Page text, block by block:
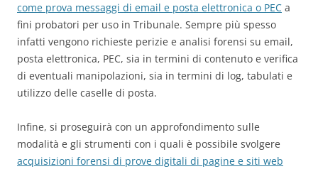
come prova messaggi di email e posta elettronica o PEC a
fini probatori per uso in Tribunale. Sempre più spesso
infatti vengono richieste perizie e analisi forensi su email,
posta elettronica, PEC, sia in termini di contenuto e verifica
di eventuali manipolazioni, sia in termini di log, tabulati e
utilizzo delle caselle di posta.
Infine, si proseguirà con un approfondimento sulle
modalità e gli strumenti con i quali è possibile svolgere
acquisizioni forensi di prove digitali di pagine e siti web